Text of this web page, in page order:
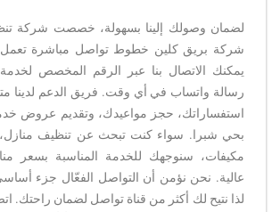
لضمان وصولك إلينا بسهولة، خصصت شركة
شركة بريق كلين خطوط تواصل مباشرة تعمل
يمكنك الاتصال بنا عبر الرقم المخصص لخدمة
رسالة واتساب في أي وقت. فريق الدعم لدينا
استفساراتك، حجز مواعيدك، وتقديم عروض
بحي شبرا. سواء كنت تبحث عن تنظيف
مكيفات، سنوجهك للخدمة المناسبة بسعر
عالية. نحن نؤمن أن التواصل الفعّال جزء
لذا نتيح لك أكثر من قناة تواصل لضمان راحتك.